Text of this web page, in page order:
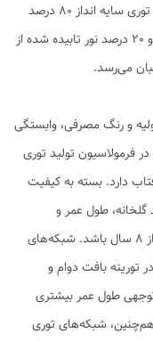
سایه اندازی 80 درصد به این معنی است که این توری سایه انداز 80 درصد
نور تابیده شده به سطح توری شید را فیلتر کرده و 20 درصد نور تابیده شده از
می‌رسد.
و رنگ مصرفی، وابستگی
فرمولاسیون تولید توری
دارد. بسته به کیفیت
گلخانه، طول عمر و
ماندگاری توری سایبان می‌تواند از 6 ماه تا بیش از 8 سال باشد. شبکه‌های
تورینه بافت دوام و
قابل توجهی طول عمر بیشتری
شبکه‌های توری